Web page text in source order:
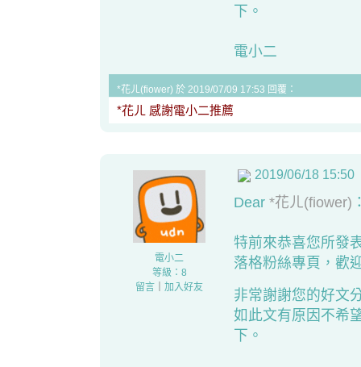
下。
電小二
*花ㄦ(fiower) 於 2019/07/09 17:53 回覆：
*花ㄦ 感謝電小二推薦
電小二
等級：8
留言
加入好友
2019/06/18 15:50
Dear *花ㄦ(fiower)
特前來恭喜您所發
落格粉絲專頁 ，歡
非常謝謝您的好文
如此文有原因不希
下。